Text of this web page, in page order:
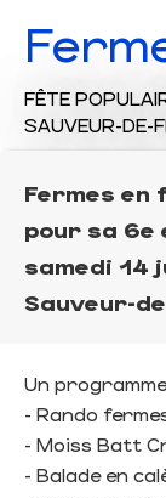
FÊTE
SAUVEUR-DE-
Fermes en
pour sa 6e
samedi 14
Sauveur-
Un
- Rando
- Moiss Batt
- Balade en